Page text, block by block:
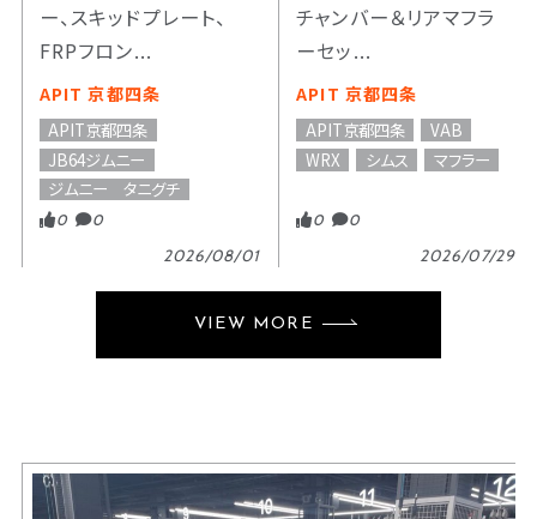
2026/08/01
ー、スキッドプレート、
FRPフロン...
APIT 京都四条
APIT京都四条
JB64ジムニー
ジムニー タニグチ
0 0
2026/07/29
チャンバー＆リアマフラ
ーセッ...
APIT 京都四条
APIT京都四条
VAB
WRX
シムス マフラー
0 0
VIEW MORE